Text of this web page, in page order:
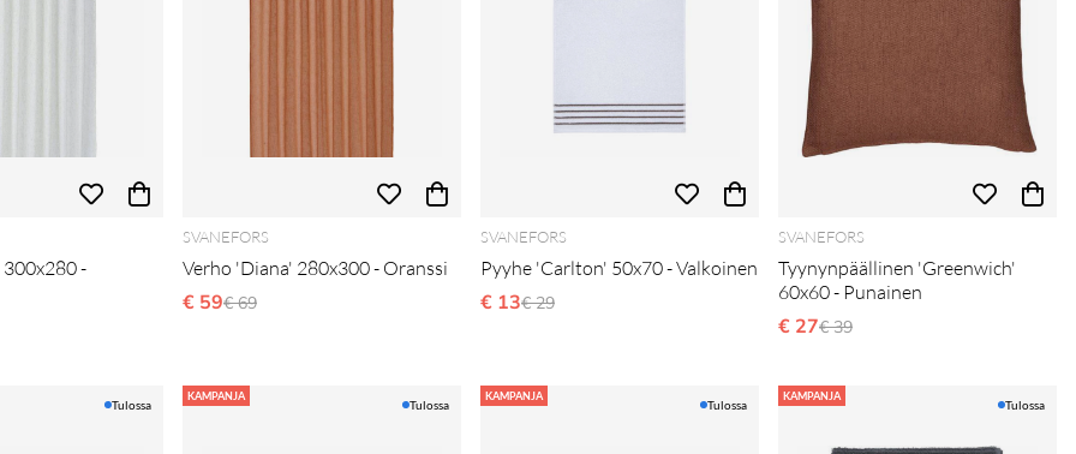
-
hinta
SVANEFORS
Verho 'Diana' 280x300 - Oranssi
€ 59Normaali hinta
€ 69
SVANEFORS
Pyyhe 'Carlton' 50x70 - Valkoinen
€ 13Normaali hinta
€ 29
SVANEFORS
Tyynynpäällinen 'Greenwich'
60x60 - Punainen
€ 27Normaali hinta
€ 39
Tulossa
KAMPANJA
Tulossa
KAMPANJA
Tulossa
KAMPANJA
Tulossa